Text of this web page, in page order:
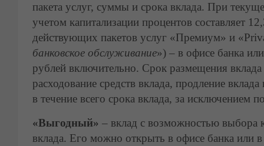
пакета услуг, суммы и срока вклада. При
учетом капитализации процентов составляет
действующих пакетов услуг «Премиум» и
банковское обслуживание») – в офисе банка
рублей включительно. Срок размещения
расходование средств вклада, продление
в течение всего срока вклада, за исключением
«Выгодный» – вклад с возможностью выбора
вклада. Его можно открыть в офисе банка или